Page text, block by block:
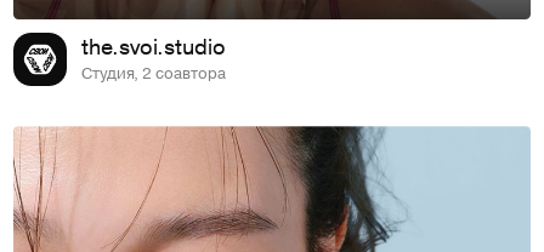
the.svoi.studio
Студия, 2 соавтора